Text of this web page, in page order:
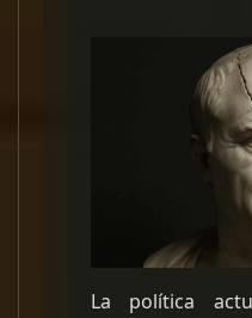
La política